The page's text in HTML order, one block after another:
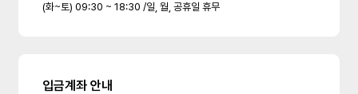
(화~토) 09:30 ~ 18:30 /일, 월, 공휴일 휴무
입금계좌 안내